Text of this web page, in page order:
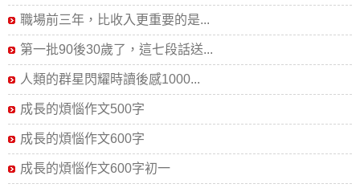
職場前三年，比收入更重要的是...
第一批90後30歲了，這七段話送...
人類的群星閃耀時讀後感1000...
成長的煩惱作文500字
成長的煩惱作文600字
成長的煩惱作文600字初一